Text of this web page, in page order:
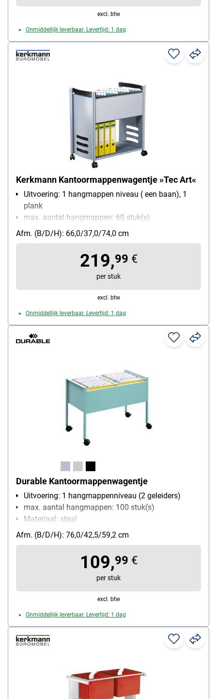
excl. btw
Onmiddellijk leverbaar. Levertijd: 1 dag
Kerkmann Kantoormappenwagentje »Tec Art«
Uitvoering: 1 hangmappen niveau ( een baan), 1
plank
max. aantal hangmappen: 60 stuk(s)
Materiaal: staal
Bijzonderheden: gepoedercoat oppervlak
Afm. (B/D/H): 66,0/37,0/74,0 cm
219,99 €
per stuk
excl. btw
Onmiddellijk leverbaar. Levertijd: 1 dag
Durable Kantoormappenwagentje
Uitvoering: 1 hangmappenniveau (2 geleiders)
max. aantal hangmappen: 100 stuk(s)
Materiaal: staal
Bijzonderheden: Kras- en slagvaste speciale coating
Met wieltjes: Ja
Afm. (B/D/H): 76,0/42,5/59,2 cm
109,99 €
per stuk
excl. btw
Onmiddellijk leverbaar. Levertijd: 1 dag